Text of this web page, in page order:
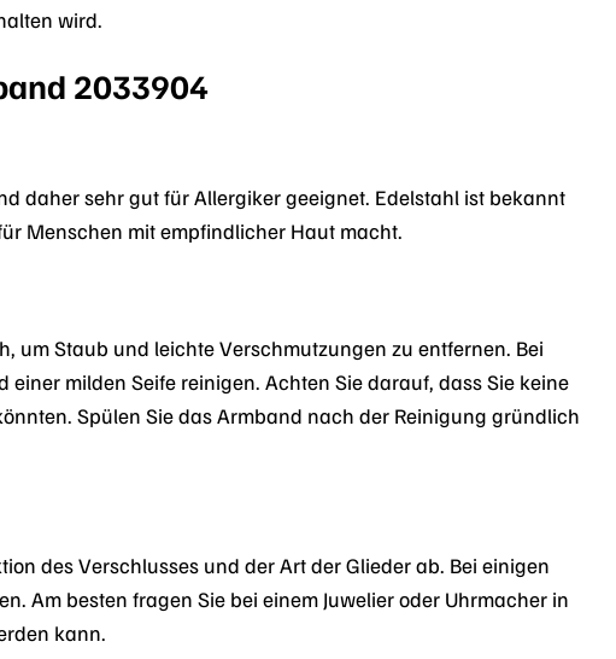
wird.
2033904
daher sehr gut für Allergiker geeignet. Edelstahl ist bekannt
Menschen mit empfindlicher Haut macht.
um Staub und leichte Verschmutzungen zu entfernen. Bei
milden Seife reinigen. Achten Sie darauf, dass Sie keine
Spülen Sie das Armband nach der Reinigung gründlich
des Verschlusses und der Art der Glieder ab. Bei einigen
Am besten fragen Sie bei einem Juwelier oder Uhrmacher in
kann.